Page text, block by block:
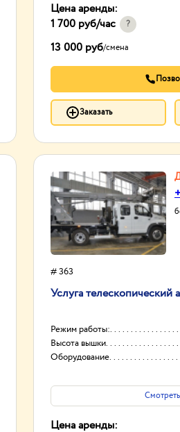
Цена аренды:
1 700 руб/час ?
13 000 руб/смена
Заказать
# 363
Услуга телескопический
Режим работы:
Высота вышки
Оборудование
Цена аренды: